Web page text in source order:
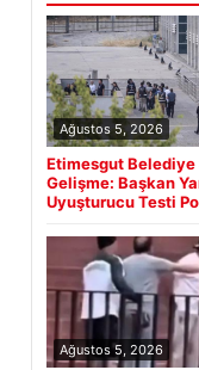
Ağustos 5, 2026
Etimesgut Belediye
Gelişme: Başkan
Uyuşturucu Testi
Ağustos 5, 2026